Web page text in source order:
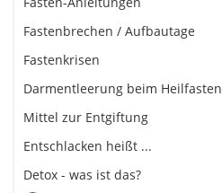
Fastenbrechen / Aufbautage
Fastenkrisen
Darmentleerung beim Heilfasten
Mittel zur Entgiftung
Entschlacken heißt ...
Detox - was ist das?